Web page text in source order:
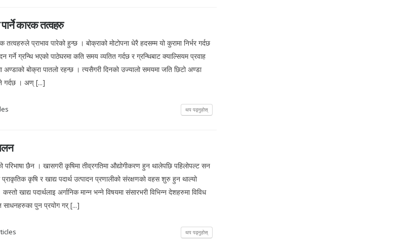
कारक तत्वहरु
प्राभाव पारेको हुन्छ । बोक्राको मोटोपना धेरै हदसम्म यो कुरामा निर्भर गर्दछ
गर्ने ग्रन्थि भएको पाठेघरमा कति समय व्यतित गर्दछ र ग्रन्थिबाट क्याल्सियम प्रवाह
बोक्रा पातलो रहन्छ । त्यसैगरी दिनको उज्यालो समयमा जति छिटो अण्डा
गर्दछ । अण् [...]
थप पढ्नुहोस्
छैन । खासगरी कृषिमा तीव्रगतिमा औद्योगीकरण हुन थालेपछि पहिलोपल्ट सन
कृषि र खाद्य पदार्थ उत्पादन प्रणालीको संरक्षणको वहस शुरु हुन थाल्यो
खाद्य पदार्थलाइ अर्गानिक मान्न भन्ने विषयमा संसारभरी विभिन्न देशहरुमा विविध
साधनहरुका पुन प्रयोग गर् [...]
थप पढ्नुहोस्